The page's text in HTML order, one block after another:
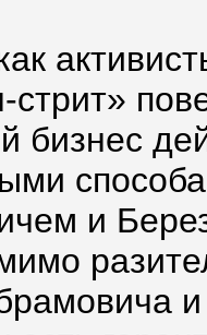
стрит»
бизнес
и